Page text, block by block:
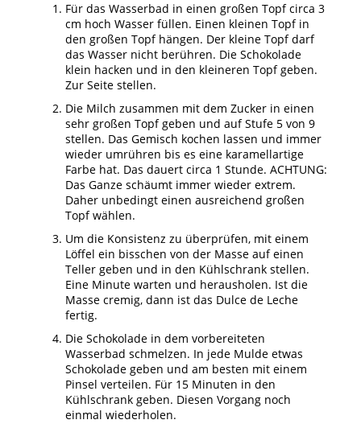
Für das Wasserbad in einen großen Topf circa 3
cm hoch Wasser füllen. Einen kleinen Topf in
den großen Topf hängen. Der kleine Topf darf
das Wasser nicht berühren. Die Schokolade
klein hacken und in den kleineren Topf geben.
Zur Seite stellen.
Die Milch zusammen mit dem Zucker in einen
sehr großen Topf geben und auf Stufe 5 von 9
stellen. Das Gemisch kochen lassen und immer
wieder umrühren bis es eine karamellartige
Farbe hat. Das dauert circa 1 Stunde. ACHTUNG:
Das Ganze schäumt immer wieder extrem.
Daher unbedingt einen ausreichend großen
Topf wählen.
Um die Konsistenz zu überprüfen, mit einem
Löffel ein bisschen von der Masse auf einen
Teller geben und in den Kühlschrank stellen.
Eine Minute warten und herausholen. Ist die
Masse cremig, dann ist das Dulce de Leche
fertig.
Die Schokolade in dem vorbereiteten
Wasserbad schmelzen. In jede Mulde etwas
Schokolade geben und am besten mit einem
Pinsel verteilen. Für 15 Minuten in den
Kühlschrank geben. Diesen Vorgang noch
einmal wiederholen.